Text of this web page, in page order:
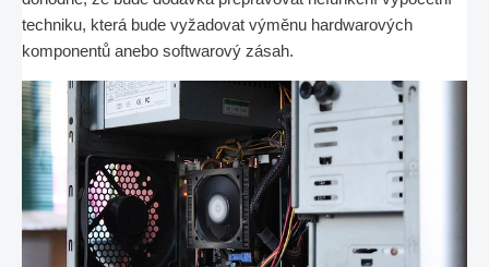
techniku, která bude vyžadovat výměnu hardwarových
komponentů anebo softwarový zásah.